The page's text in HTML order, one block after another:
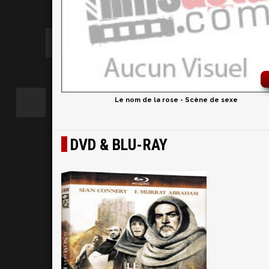
Le nom de la rose - Scène de sexe
DVD & BLU-RAY